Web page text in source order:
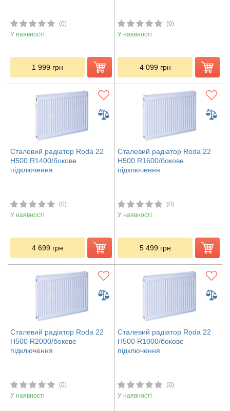
(0)
У наявності
1 999 грн
(0)
У наявності
4 099 грн
Сталевий радіатор Roda 22
H500 R1400/бокове
підключення
(0)
У наявності
4 699 грн
Сталевий радіатор Roda 22
H500 R1600/бокове
підключення
(0)
У наявності
5 499 грн
Сталевий радіатор Roda 22
H500 R2000/бокове
підключення
(0)
У наявності
Сталевий радіатор Roda 22
H500 R1000/бокове
підключення
(0)
У наявності